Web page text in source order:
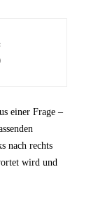
einer Frage –
nach rechts
wird und